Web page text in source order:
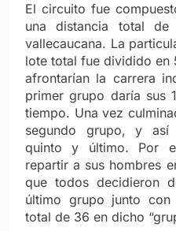
El circuito fue
una distancia total
vallecaucana. La
lote total fue dividido en
afrontarían la carrera
primer grupo daría sus
tiempo. Una vez
segundo grupo, y así
quinto y último. Por
repartir a sus hombres
que todos decidieron
último grupo junto
total de 36 en dicho